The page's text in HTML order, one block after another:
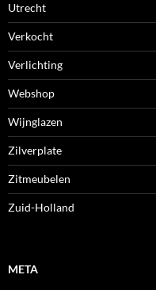
Utrecht
Verkocht
Verlichting
Webshop
Wijnglazen
Zilverplate
Zitmeubelen
Zuid-Holland
META